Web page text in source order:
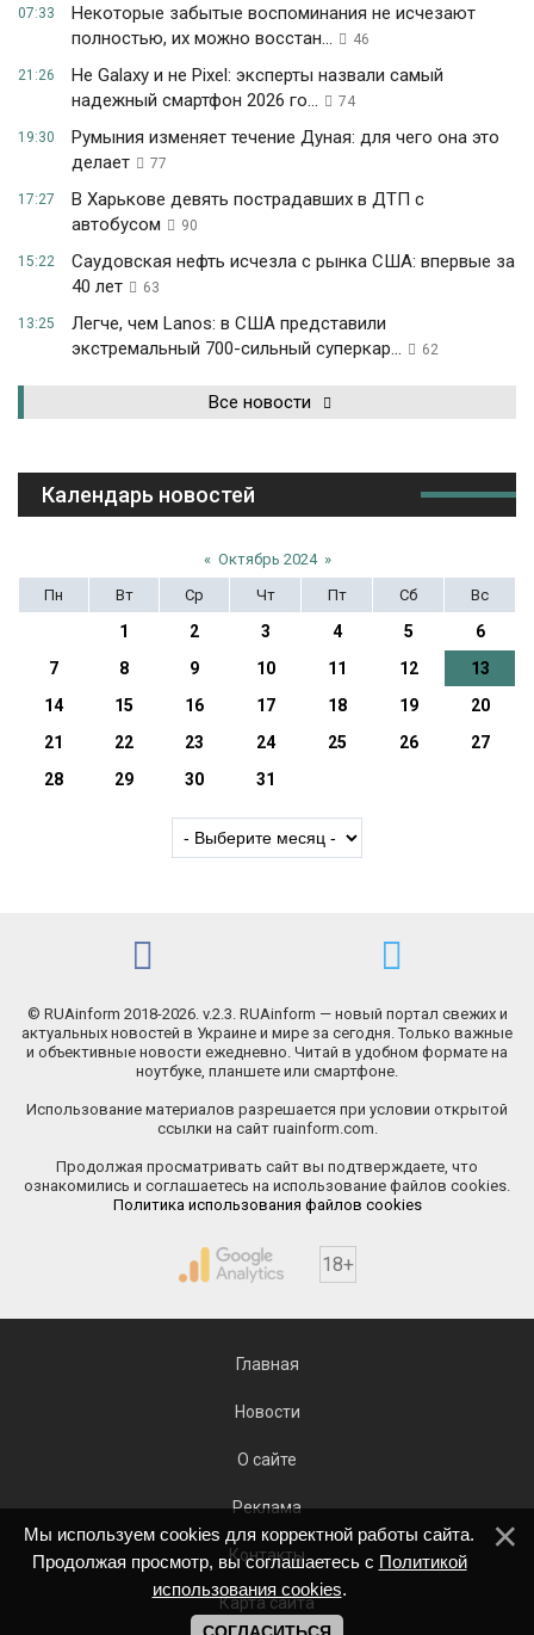
07:33
Некоторые забытые воспоминания не исчезают
полностью, их можно восстан...
46
21:26
Не Galaxy и не Pixel: эксперты назвали самый
надежный смартфон 2026 го...
74
19:30
Румыния изменяет течение Дуная: для чего она это
делает
77
17:27
В Харькове девять пострадавших в ДТП с
автобусом
90
15:22
Саудовская нефть исчезла с рынка США: впервые за
40 лет
63
13:25
Легче, чем Lanos: в США представили
экстремальный 700-сильный суперкар...
62
Все новости
Календарь новостей
« Октябрь 2024 »
Пн
Вт Ср Чт Пт Сб Вс
1 2 3 4 5
6
7
8 9 10 11 12
13
14
15 16 17 18 19
20
21
22 23 24 25 26
27
28
29 30 31
© RUAinform 2018-2026. v.2.3. RUAinform — новый портал свежих и
актуальных новостей в Украине и мире за сегодня. Только важные
и объективные новости ежедневно. Читай в удобном формате на
ноутбуке, планшете или смартфоне.
Использование материалов разрешается при условии открытой
ссылки на сайт ruainform.com.
Продолжая просматривать сайт вы подтверждаете, что
ознакомились и соглашаетесь на использование файлов cookies.
Политика использования файлов cookies
18+
Главная
Новости
О сайте
Реклама
Контакты
Карта сайта
Мы используем cookies для корректной работы сайта.
Продолжая просмотр, вы соглашаетесь с Политикой
использования cookies.